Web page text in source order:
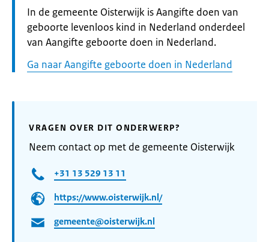
Informatie:
In de gemeente Oisterwijk is Aangifte doen van
geboorte levenloos kind in Nederland onderdeel
van Aangifte geboorte doen in Nederland.
Ga naar Aangifte geboorte doen in Nederland
VRAGEN OVER DIT ONDERWERP?
Neem contact op met de gemeente Oisterwijk
+31 13 529 13 11
https://www.oisterwijk.nl/
gemeente@oisterwijk.nl